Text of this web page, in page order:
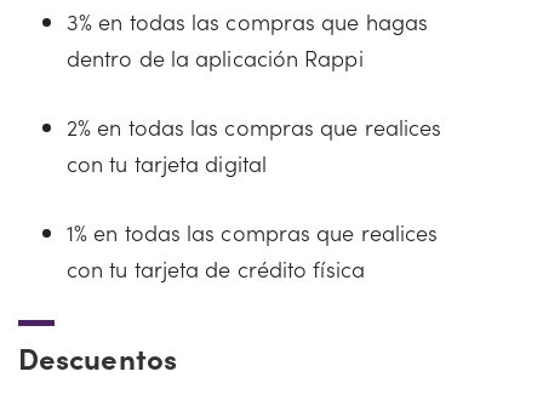
3% en todas las compras que hagas
dentro de la aplicación Rappi
2% en todas las compras que realices
con tu tarjeta digital
1% en todas las compras que realices
con tu tarjeta de crédito física
Descuentos